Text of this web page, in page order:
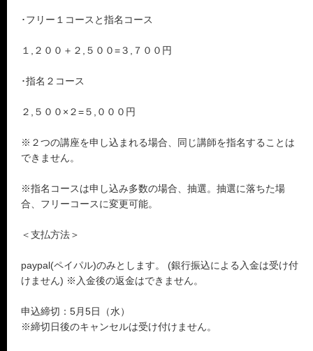
･フリー１コースと指名コース
１,２００＋２,５００=３,７００円
･指名２コース
２,５００×２=５,０００円
※２つの講座を申し込まれる場合、同じ講師を指名することは
できません。
※指名コースは申し込み多数の場合、抽選。抽選に落ちた場
合、フリーコースに変更可能。
＜支払方法＞
paypal(ペイパル)のみとします。 (銀行振込による入金は受け付
けません) ※入金後の返金はできません。
申込締切：5月5日（水）
※締切日後のキャンセルは受け付けません。